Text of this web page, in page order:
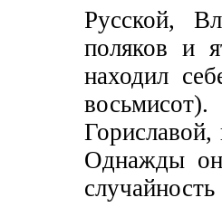
Русской,
поляков и
находил
Гориславой,
Однажды